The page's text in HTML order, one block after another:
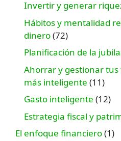
Invertir y generar
Hábitos y mentalidad
dinero(72)
Planificación de la
Ahorrar y gestionar
más inteligente (11)
Gasto inteligente (12)
Estrategia fiscal y
El enfoque financiero(1)